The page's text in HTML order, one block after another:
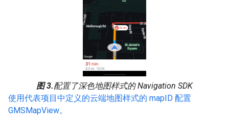
图 3.配置了深色地图样式的 Navigation SDK
使用代表项目中定义的云端地图样式的 mapID 配置
GMSMapView。